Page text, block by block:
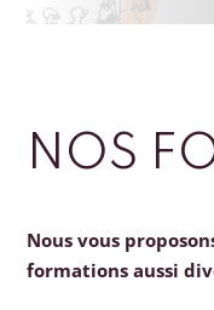
NOS
Nous vous
formations aussi